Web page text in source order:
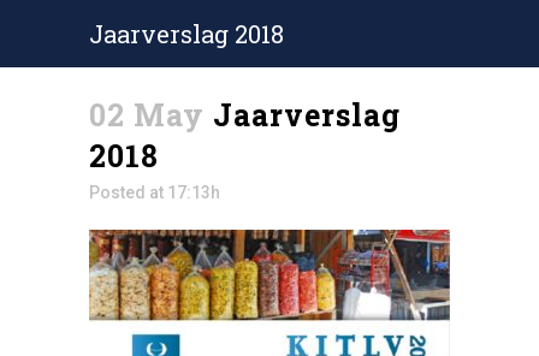
Jaarverslag 2018
02 May Jaarverslag
2018
Posted at 17:13h